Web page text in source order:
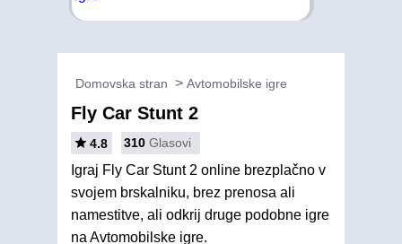
Domovska stran Avtomobilske igre
Fly Car Stunt 2
4.8 310 Glasovi
Igraj Fly Car Stunt 2 online brezplačno v
svojem brskalniku, brez prenosa ali
namestitve, ali odkrij druge podobne igre
na Avtomobilske igre.